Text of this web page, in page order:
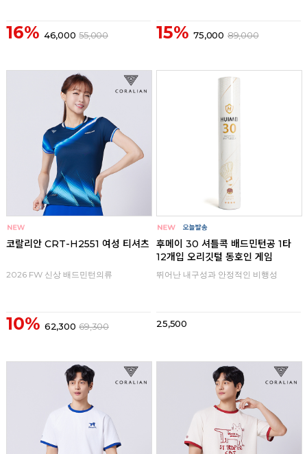
16% 46,000 55,000 15% 75,000 89,000
코랄리안 CRT-H2551 여성 티셔츠
2026 FW 신상 배드민턴의류
10% 62,300 69,300
후메이 30 셔틀콕 배드민턴공 1타
12개입 오리깃털 동호인 게임
뛰어난 내구성과 안정적인 비행성
25,500